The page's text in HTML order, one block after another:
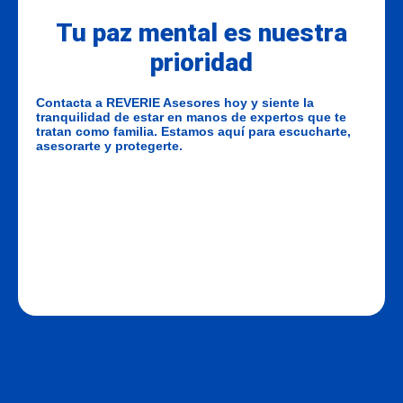
Tu paz mental es nuestra
prioridad
Contacta a REVERIE Asesores hoy y siente la
tranquilidad de estar en manos de expertos que te
tratan como familia. Estamos aquí para escucharte,
asesorarte y protegerte.